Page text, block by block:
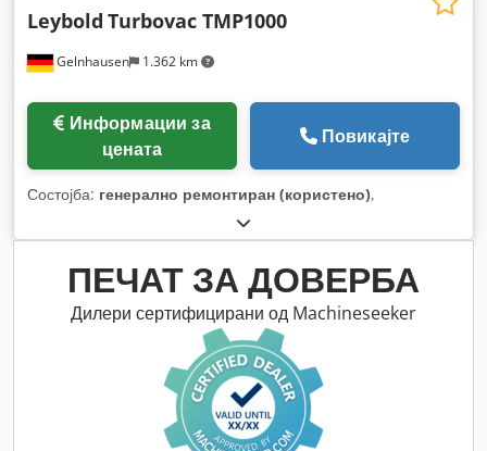
Gelnhausen 1.362 km
Leybold Turbovac TMP1000
цената
Повикајте
Состојба: генерално ремонтиран (користено),
ПЕЧАТ ЗА ДОВЕРБА
Дилери сертифицирани од Machineseeker